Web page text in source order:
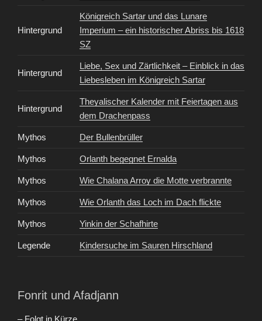
Hintergrund
Königreich Sartar und das Lunare
Imperium – ein historischer Abriss bis 1618
SZ
Hintergrund
Liebe, Sex und Zärtlichkeit – Einblick in das
Liebesleben im Königreich Sartar
Hintergrund
Theyalischer Kalender mit Feiertagen aus
dem Drachenpass
Mythos Der Bullenbrüller
Mythos Orlanth begegnet Ernalda
Mythos Wie Chalana Arroy die Motte verbrannte
Mythos Wie Orlanth das Loch im Dach flickte
Mythos Yinkin der Schafhirte
Legende Kindersuche im Sauren Hirschland
Fonrit und Afadjann